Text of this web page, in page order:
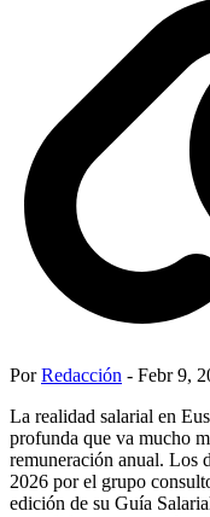
PorRedacción - Febr 9,
La realidad salarial en
profunda que va mucho
remuneración anual. Los
2026 por el grupo
edición de su Guía